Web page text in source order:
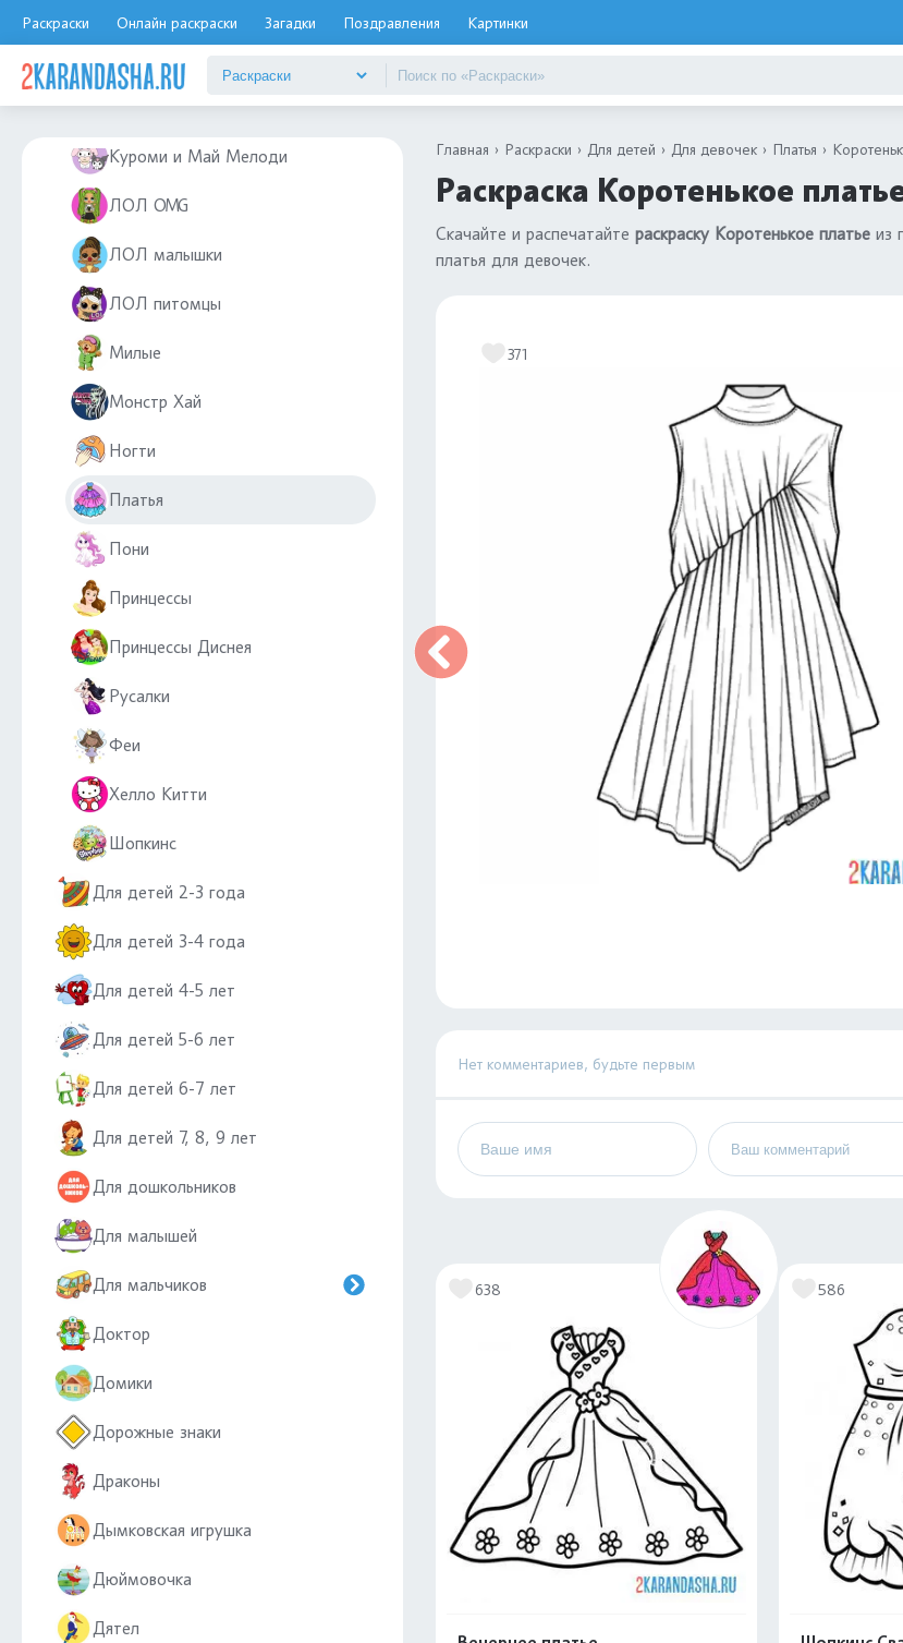
Раскраски Онлайн раскраски Загадки Поздравления Картинки
Куклы
Куроми и Май Мелоди
ЛОЛ OMG
ЛОЛ малышки
ЛОЛ питомцы
Милые
Монстр Хай
Ногти
Платья
Пони
Принцессы
Принцессы Диснея
Русалки
Феи
Хелло Китти
Шопкинс
Для детей 2-3 года
Для детей 3-4 года
Для детей 4-5 лет
Для детей 5-6 лет
Для детей 6-7 лет
Для детей 7, 8, 9 лет
Для дошкольников
Для малышей
Для мальчиков
Доктор
Домики
Дорожные знаки
Драконы
Дымковская игрушка
Дюймовочка
Дятел
Главная Раскраски Для детей Для девочек Платья
Раскраска Коротенькое
Скачайте и распечатайте раскраску Коротенькое платье из
платья для девочек.
371
Нет комментариев, будьте первым
638 586